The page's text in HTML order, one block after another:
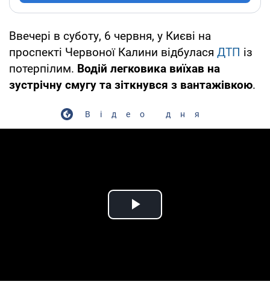
Ввечері в суботу, 6 червня, у Києві на
проспекті Червоної Калини відбулася ДТП із
потерпілим. Водій легковика виїхав на
зустрічну смугу та зіткнувся з вантажівкою.
Відео дня
Play Video